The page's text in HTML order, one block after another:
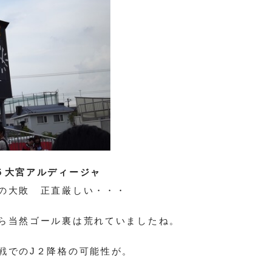
宮アルディージャ
大敗 正直厳しい・・・
当然ゴール裏は荒れていましたね。
でのJ２降格の可能性が。